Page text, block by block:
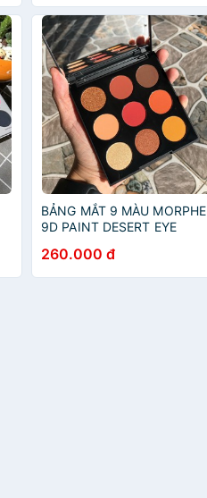
BẢNG MẮT 9 MÀU MORPHE
9D PAINT DESERT EYE
260.000 đ